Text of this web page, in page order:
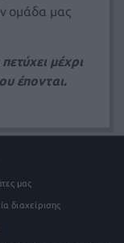
ομάδα μας
μέχρι
έπονται.
μας
διαχείρισης